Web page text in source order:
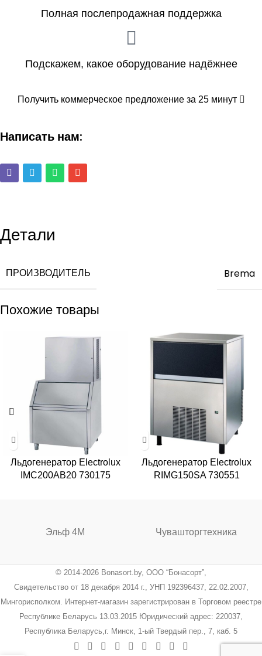
Полная послепродажная поддержка
Подскажем, какое оборудование надёжнее
Получить коммерческое предложение за 25 минут
Написать нам:
Детали
ПРОИЗВОДИТЕЛЬ Brema
Похожие товары
Льдогенератор Electrolux
IMC200AB20 730175
Льдогенератор Electrolux
RIMG150SA 730551
Эльф 4М Чувашторгтехника
© 2014-2026 Bonasort.by, ООО “Бонасорт”,
Свидетельство от 18 декабря 2014 г., УНП 192396437, 22.02.2007,
Мингорисполком. Интернет-магазин зарегистрирован в Торговом реестре
Республике Беларусь 13.03.2015 Юридический адрес: 220037,
Республика Беларусь,г. Минск, 1-ый Твердый пер., 7, каб. 5